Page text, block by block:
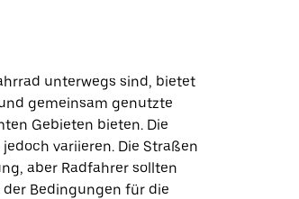
unterwegs sind, bietet
gemeinsam genutzte
Gebieten bieten. Die
variieren. Die Straßen
aber Radfahrer sollten
Bedingungen für die